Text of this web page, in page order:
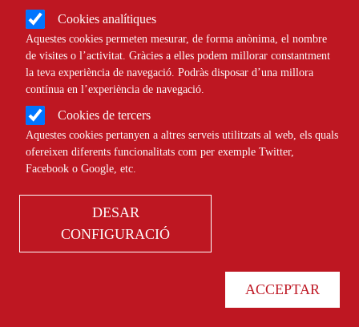
Cookies analítiques
Aquestes cookies permeten mesurar, de forma anònima, el nombre
de visites o l’activitat. Gràcies a elles podem millorar constantment
la teva experiència de navegació. Podràs disposar d’una millora
contínua en l’experiència de navegació.
Cookies de tercers
Aquestes cookies pertanyen a altres serveis utilitzats al web, els quals
ofereixen diferents funcionalitats com per exemple Twitter,
Facebook o Google, etc.
DESAR
CONFIGURACIÓ
ACCEPTAR
Quins són els drets i deures del voluntariat?
A Catalunya el voluntariat es realitza en el marc de les
entitats i associacions. Els
Llei del Voluntariat de Catalunya
En quin àmbit vull col·laborar?
Les accions de voluntariat poden tenir finalitats molt
diverses. Des de la Generalitat de Catalunya es defineixen